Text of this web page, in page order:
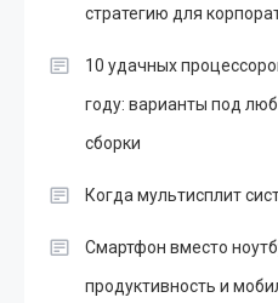
стратегию для
10 удачных
году: варианты под
сборки
Когда мультисплит
Смартфон вместо
продуктивность и